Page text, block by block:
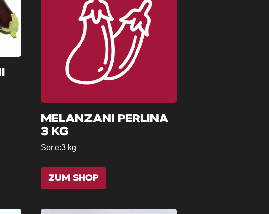
MELANZANI PERLINA
3 KG
Sorte:3 kg
ZUM SHOP